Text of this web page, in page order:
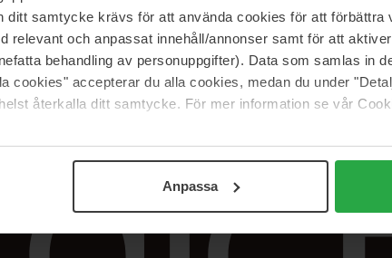
ditt samtycke krävs för att använda cookies för att förbättra
relevant och anpassat innehåll/annonser samt för att
behandling av personuppgifter). Data som samlas in
cookies" accepterar du alla cookies, medan du under
återkalla ditt samtycke. För mer information se vår
Anpassa
Samarbejdspartner
reklamationer